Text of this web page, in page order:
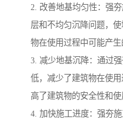
2. 改善地基均匀性：强
层和不均匀沉降问题，
物在使用过程中可能产生
3. 减少地基沉降：通过
低，减少了建筑物在使
高了建筑物的安全性和使
4. 加快施工进度：强夯